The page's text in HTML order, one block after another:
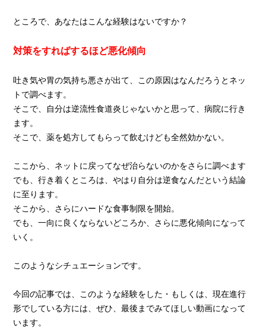
ところで、あなたはこんな経験はないですか？
対策をすればするほど悪化傾向
吐き気や胃の気持ち悪さが出て、この原因はなんだろうとネッ
トで調べます。
そこで、自分は逆流性食道炎じゃないかと思って、病院に行き
ます。
そこで、薬を処方してもらって飲むけども全然効かない。
ここから、ネットに戻ってなぜ治らないのかをさらに調べます
でも、行き着くところは、やはり自分は逆食なんだという結論
に至ります。
そこから、さらにハードな食事制限を開始。
でも、一向に良くならないどころか、さらに悪化傾向になって
いく。
このようなシチュエーションです。
今回の記事では、このような経験をした・もしくは、現在進行
形でしている方には、ぜひ、最後までみてほしい動画になって
います。